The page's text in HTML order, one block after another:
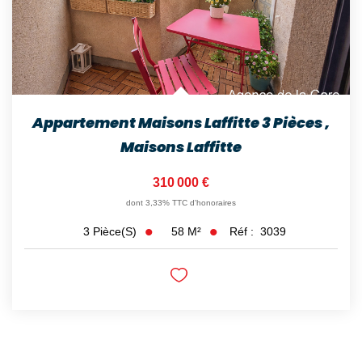
Appartement Maisons Laffitte 3 Pièces,
Maisons Laffitte
310 000 €
dont 3,33% TTC d'honoraires
3 Pièce(s) 58 M² Réf : 3039